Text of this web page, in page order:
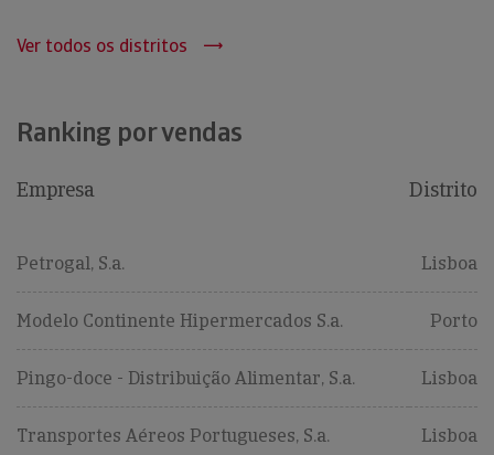
Ver todos os distritos
Ranking por vendas
Empresa Distrito
Petrogal, S.a. Lisboa
Modelo Continente Hipermercados S.a. Porto
Pingo-doce - Distribuição Alimentar, S.a. Lisboa
Transportes Aéreos Portugueses, S.a. Lisboa